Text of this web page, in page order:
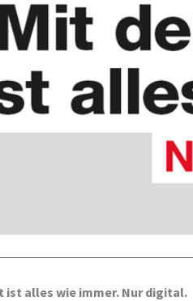
ist alles wie immer. Nur digital.